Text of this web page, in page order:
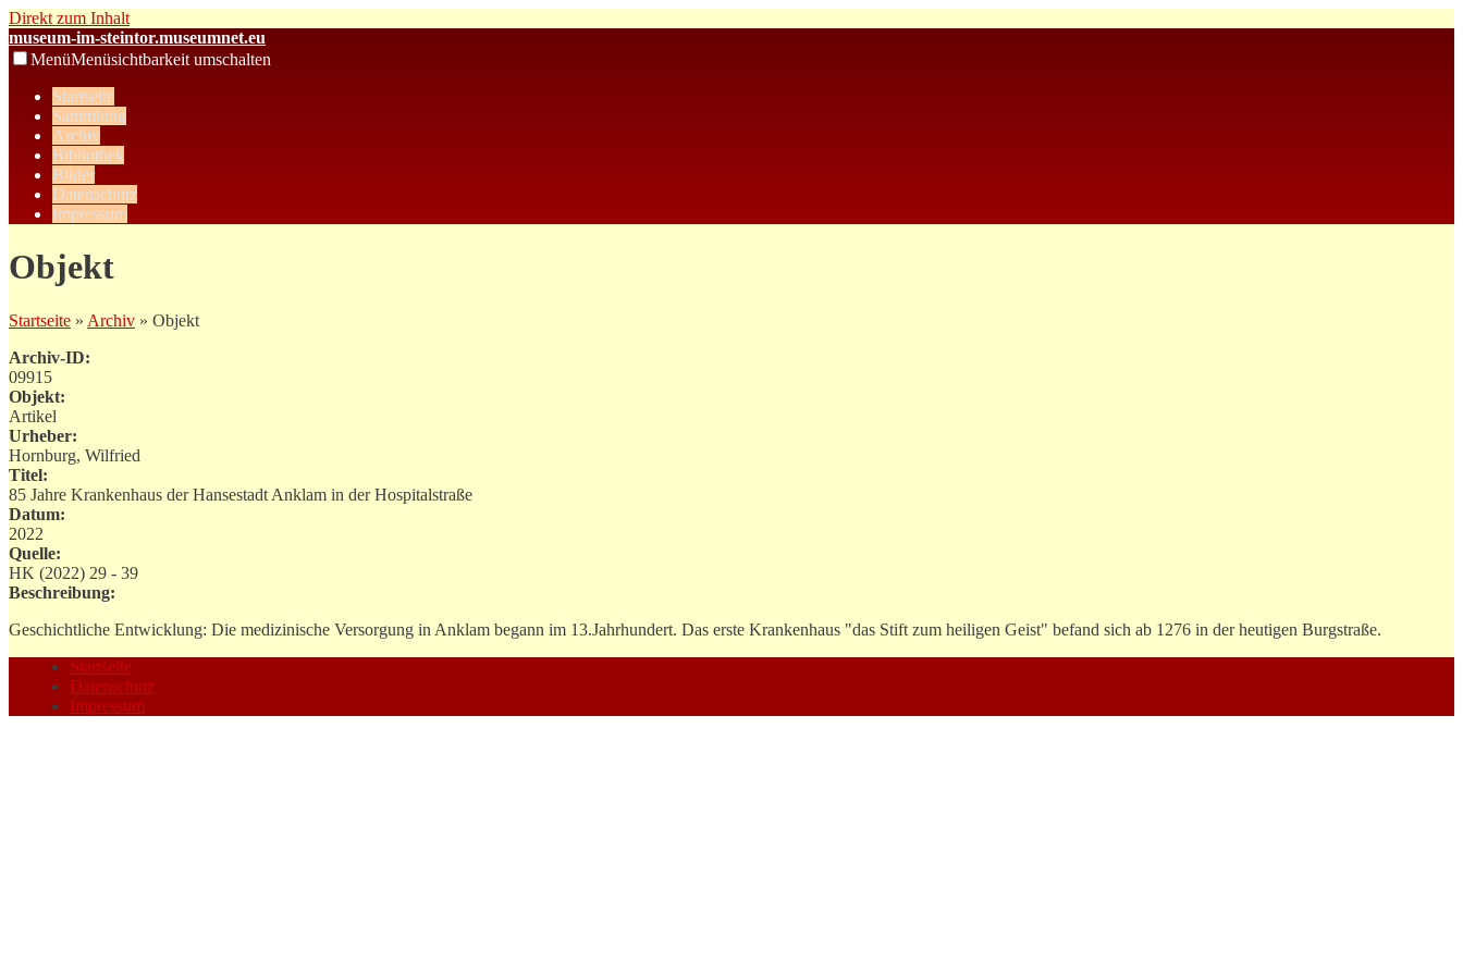
Direkt zum Inhalt
museum-im-steintor.museumnet.eu
MenüMenüsichtbarkeit umschalten
Startseite
Sammlung
Archiv
Bibliothek
Bilder
Datenschutz
Impressum
Objekt
Startseite » Archiv » Objekt
Archiv-ID:
09915
Objekt:
Artikel
Urheber:
Hornburg, Wilfried
Titel:
85 Jahre Krankenhaus der Hansestadt Anklam in der Hospitalstraße
Datum:
2022
Quelle:
HK (2022) 29 - 39
Beschreibung:
Geschichtliche Entwicklung: Die medizinische Versorgung in Anklam begann im 13.Jahrhundert. Das erste Krankenhaus "das Stift zum heiligen Geist" befand sich ab 1276 in der heutigen Burgstraße.
Startseite
Datenschutz
Impressum